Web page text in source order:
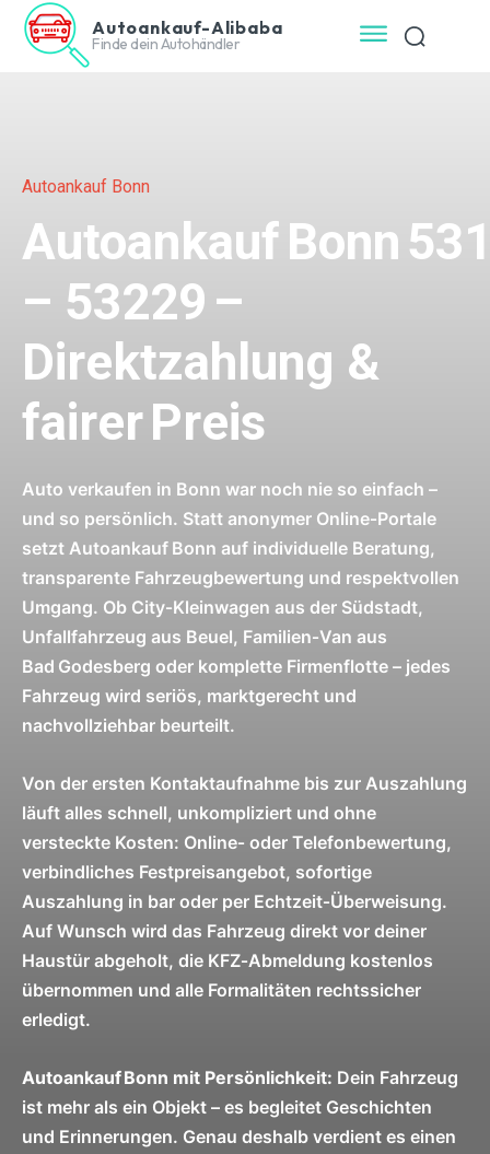
Autoankauf-Alibaba
Finde dein Autohändler
Autoankauf Bonn
Autoankauf Bonn
– 53229 –
Direktzahlung &
fairer Preis
Auto verkaufen in Bonn war noch nie so einfach –
und so persönlich. Statt anonymer Online‑Portale
setzt Autoankauf Bonn auf individuelle Beratung,
transparente Fahrzeugbewertung und respektvollen
Umgang. Ob City‑Kleinwagen aus der Südstadt,
Unfallfahrzeug aus Beuel, Familien‑Van aus
Bad Godesberg oder komplette Firmenflotte – jedes
Fahrzeug wird seriös, marktgerecht und
nachvollziehbar beurteilt.
Von der ersten Kontaktaufnahme bis zur Auszahlung
läuft alles schnell, unkompliziert und ohne
versteckte Kosten: Online‑ oder Telefonbewertung,
verbindliches Festpreisangebot, sofortige
Auszahlung in bar oder per Echtzeit‑Überweisung.
Auf Wunsch wird das Fahrzeug direkt vor deiner
Haustür abgeholt, die KFZ‑Abmeldung kostenlos
übernommen und alle Formalitäten rechtssicher
erledigt.
Autoankauf Bonn mit Persönlichkeit: Dein Fahrzeug
ist mehr als ein Objekt – es begleitet Geschichten
und Erinnerungen. Genau deshalb verdient es einen